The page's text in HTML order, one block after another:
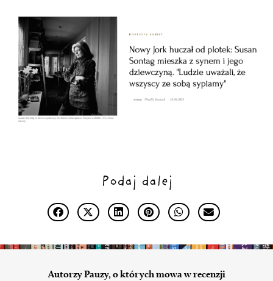
Podaj dalej
Autorzy Pauzy, o których mowa w recenzji